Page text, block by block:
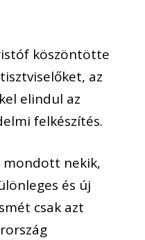
köszöntötte
az
elindul az
felkészítés.
mondott nekik,
és új
csak azt